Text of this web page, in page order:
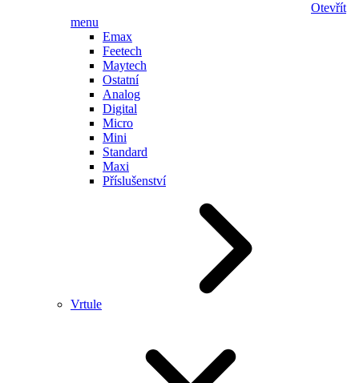
Otevřít
menu
Emax
Feetech
Maytech
Ostatní
Analog
Digital
Micro
Mini
Standard
Maxi
Příslušenství
Vrtule